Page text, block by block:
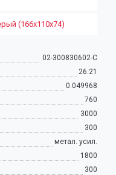
(166х110х74)
02-300830602-С
26.21
0.049968
760
3000
300
метал. усил.
1800
300